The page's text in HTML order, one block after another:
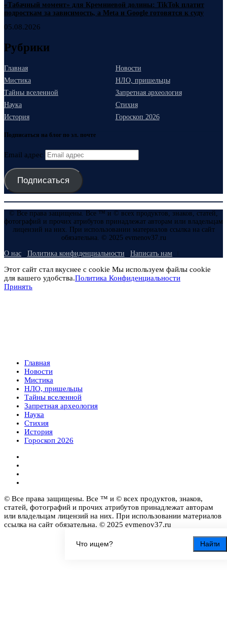
Найти
«Табачный момент» для Кремниевой долины: TikTok платит
подросткам за зависимость, а Meta и Google готовятся к суду
05.08.2026
Рубрики
Главная
Новости
Мистика
НЛО, пришельцы
Тайны вселенной
Запретная археология
Наука
Стихия
История
Гороскоп 2026
Подписаться на блог по эл. почте
Email адрес
Подписаться
© Все права защищены. Все ™ и © всех продуктов, знаков, статей,
фотографий и прочих атрибутов принадлежат авторам или владельцам
лицензий на них. При использовании материалов ссылка на сайт
обязательна. © 2025 evmenov37.ru
О нас Политика конфиденциальности Написать нам
Этот сайт стал вкуснее с cookie Мы используем файлы cookie
для вашего удобства.Политика Конфиденциальности
Принять
Главная
Новости
Мистика
НЛО, пришельцы
Тайны вселенной
Запретная археология
Наука
Стихия
История
Гороскоп 2026
© Все права защищены. Все ™ и © всех продуктов, знаков,
статей, фотографий и прочих атрибутов принадлежат авторам
или владельцам лицензий на них. При использовании материалов
ссылка на сайт обязательна. © 2025 evmenov37.ru